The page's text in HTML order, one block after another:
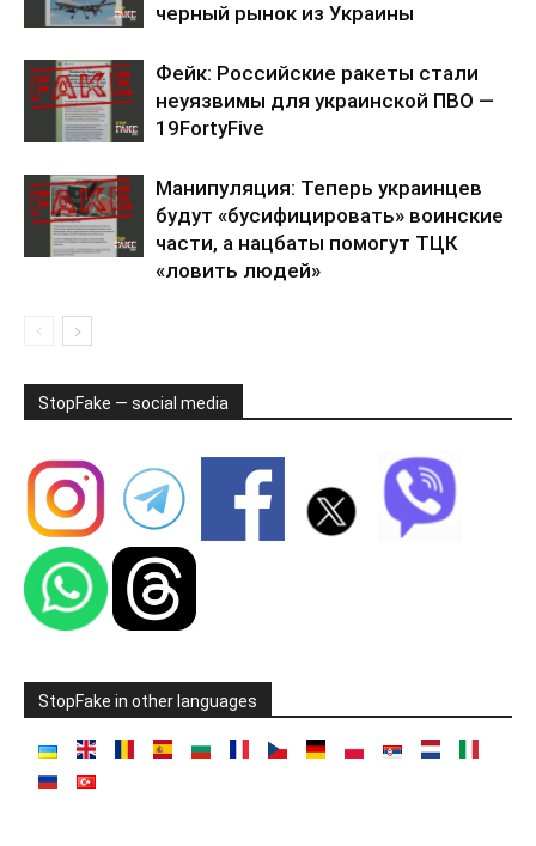
черный рынок из Украины
Фейк: Российские ракеты стали
неуязвимы для украинской ПВО —
19FortyFive
Манипуляция: Теперь украинцев
будут «бусифицировать» воинские
части, а нацбаты помогут ТЦК
«ловить людей»
StopFake — social media
StopFake in other languages